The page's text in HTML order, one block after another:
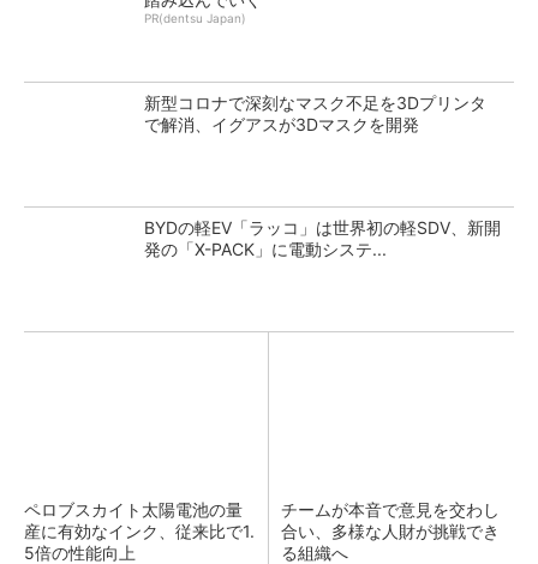
PR(dentsu Japan)
新型コロナで深刻なマスク不足を3Dプリンタ
で解消、イグアスが3Dマスクを開発
BYDの軽EV「ラッコ」は世界初の軽SDV、新開
発の「X-PACK」に電動システ...
ペロブスカイト太陽電池の量
産に有効なインク、従来比で1.
5倍の性能向上
チームが本音で意見を交わし
合い、多様な人財が挑戦でき
る組織へ